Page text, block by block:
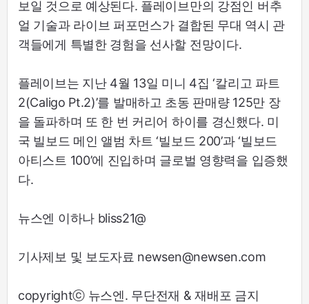
보일 것으로 예상된다. 플레이브만의 강점인 버추
얼 기술과 라이브 퍼포먼스가 결합된 무대 역시 관
객들에게 특별한 경험을 선사할 전망이다.
플레이브는 지난 4월 13일 미니 4집 ‘칼리고 파트
2(Caligo Pt.2)’를 발매하고 초동 판매량 125만 장
을 돌파하며 또 한 번 커리어 하이를 경신했다. 미
국 빌보드 메인 앨범 차트 ‘빌보드 200’과 ‘빌보드
아티스트 100’에 진입하며 글로벌 영향력을 입증했
다.
뉴스엔 이하나 bliss21@
기사제보 및 보도자료 newsen@newsen.com
copyrightⓒ 뉴스엔. 무단전재 & 재배포 금지